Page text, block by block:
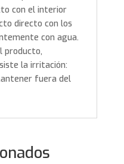
con el interior
directo con los
con agua.
producto,
la irritación:
fuera del